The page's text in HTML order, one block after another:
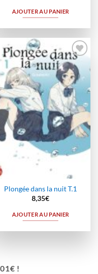
AJOUTER AU PANIER
Ajouter
à la
wishlist
Plongée dans la nuit T.1
8,35€
AJOUTER AU PANIER
!